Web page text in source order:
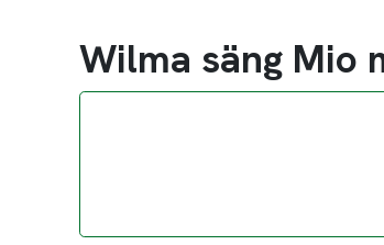
Wilma säng Mio